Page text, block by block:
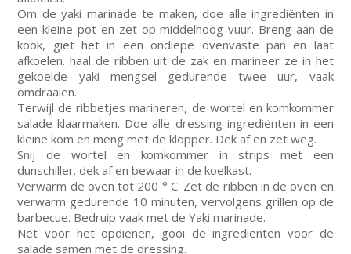
Om de yaki marinade te maken, doe alle ingrediënten in
een kleine pot en zet op middelhoog vuur. Breng aan de
kook, giet het in een ondiepe ovenvaste pan en laat
afkoelen. haal de ribben uit de zak en marineer ze in het
gekoelde yaki mengsel gedurende twee uur, vaak
omdraaien.
Terwijl de ribbetjes marineren, de wortel en komkommer
salade klaarmaken. Doe alle dressing ingrediënten in een
kleine kom en meng met de klopper. Dek af en zet weg.
Snij de wortel en komkommer in strips met een
dunschiller. dek af en bewaar in de koelkast.
Verwarm de oven tot 200 ° C. Zet de ribben in de oven en
verwarm gedurende 10 minuten, vervolgens grillen op de
barbecue. Bedruip vaak met de Yaki marinade.
Net voor het opdienen, gooi de ingrediënten voor de
salade samen met de dressing.